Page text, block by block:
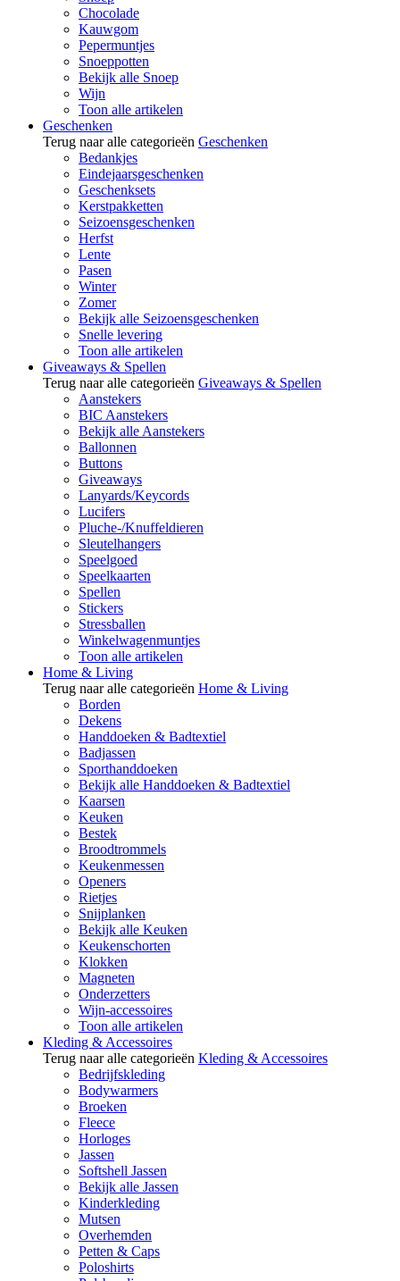
Chocolade
Kauwgom
Pepermuntjes
Snoeppotten
Bekijk alle Snoep
Wijn
Toon alle artikelen
Geschenken
Terug naar alle categorieën Geschenken
Bedankjes
Eindejaarsgeschenken
Geschenksets
Kerstpakketten
Seizoensgeschenken
Herfst
Lente
Pasen
Winter
Zomer
Bekijk alle Seizoensgeschenken
Snelle levering
Toon alle artikelen
Giveaways & Spellen
Terug naar alle categorieën Giveaways & Spellen
Aanstekers
BIC Aanstekers
Bekijk alle Aanstekers
Ballonnen
Buttons
Giveaways
Lanyards/Keycords
Lucifers
Pluche-/Knuffeldieren
Sleutelhangers
Speelgoed
Speelkaarten
Spellen
Stickers
Stressballen
Winkelwagenmuntjes
Toon alle artikelen
Home & Living
Terug naar alle categorieën Home & Living
Borden
Dekens
Handdoeken & Badtextiel
Badjassen
Sporthanddoeken
Bekijk alle Handdoeken & Badtextiel
Kaarsen
Keuken
Bestek
Broodtrommels
Keukenmessen
Openers
Rietjes
Snijplanken
Bekijk alle Keuken
Keukenschorten
Klokken
Magneten
Onderzetters
Wijn-accessoires
Toon alle artikelen
Kleding & Accessoires
Terug naar alle categorieën Kleding & Accessoires
Bedrijfskleding
Bodywarmers
Broeken
Fleece
Horloges
Jassen
Softshell Jassen
Bekijk alle Jassen
Kinderkleding
Mutsen
Overhemden
Petten & Caps
Poloshirts